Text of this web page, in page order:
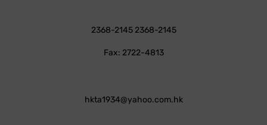
2368-2145 2368-2145
Fax: 2722-4813
hkta1934@yahoo.com.hk